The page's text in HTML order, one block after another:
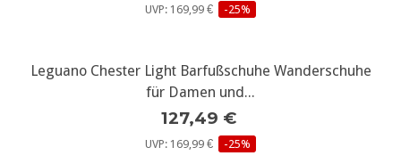
UVP: 169,99 € -25%
Leguano Chester Light Barfußschuhe Wanderschuhe
für Damen und...
127,49 €
UVP: 169,99 € -25%